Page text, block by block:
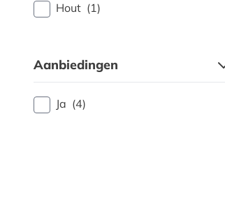
Hout (1)
Aanbiedingen
Ja (4)